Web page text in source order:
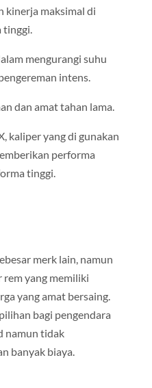
kinerja maksimal di
mengurangi suhu
intens.
dan amat tahan lama.
kaliper yang di gunakan
performa
tinggi.
merk lain, namun
rem yang memiliki
yang amat bersaing.
bagi pengendara
namun tidak
banyak biaya.